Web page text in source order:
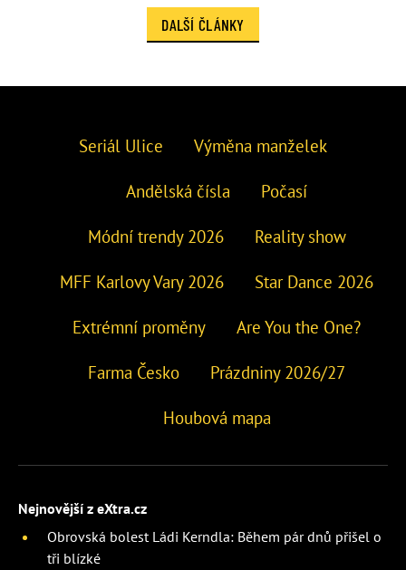
DALŠÍ ČLÁNKY
Seriál Ulice Výměna manželek
Andělská čísla Počasí
Módní trendy 2026 Reality show
MFF Karlovy Vary 2026 Star Dance 2026
Extrémní proměny Are You the One?
Farma Česko Prázdniny 2026/27
Houbová mapa
Nejnovější z eXtra.cz
Obrovská bolest Ládi Kerndla: Během pár dnů přišel o
tři blízké